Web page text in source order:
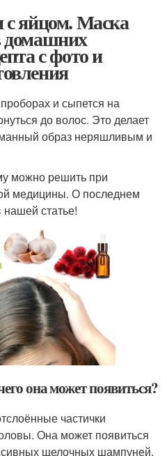
с яйцом. Маска
домашних
с фото и
и сыпется на
до волос. Это делает
образ неряшливым и
можно решить при
медицины. О последнем
нашей статье!
она может появиться?
частички
Она может появиться
щелочных шампуней,